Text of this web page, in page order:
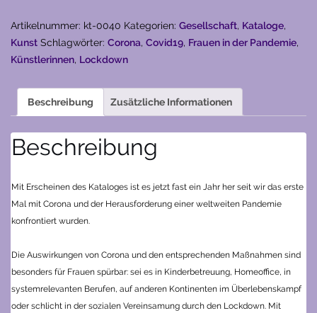
Corona-
Zeiten
(2020)
Artikelnummer: kt-0040 Kategorien: Gesellschaft, Kataloge,
Kunst Schlagwörter: Corona, Covid19, Frauen in der Pandemie,
Künstlerinnen, Lockdown
Beschreibung Zusätzliche Informationen
Beschreibung
Mit Erscheinen des Kataloges ist es jetzt fast ein Jahr her seit wir das erste
Mal mit Corona und der Herausforderung einer weltweiten Pandemie
konfrontiert wurden.
Die Auswirkungen von Corona und den entsprechenden Maßnahmen sind
besonders für Frauen spürbar: sei es in Kinderbetreuung, Homeoffice, in
systemrelevanten Berufen, auf anderen Kontinenten im Überlebenskampf
oder schlicht in der sozialen Vereinsamung durch den Lockdown. Mit